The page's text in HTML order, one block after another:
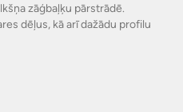
zāģbaļķu pārstrādē.
dēļus, kā arī dažādu profilu